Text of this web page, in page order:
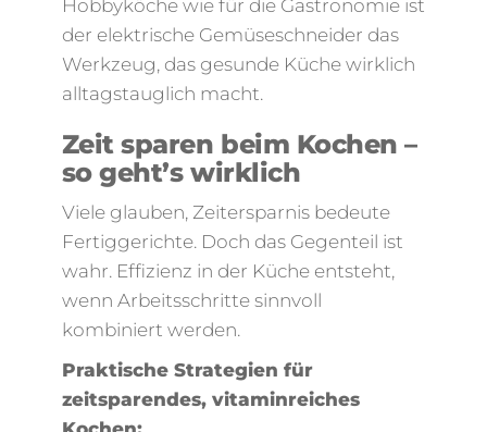
Hobbyköche wie für die Gastronomie ist
der elektrische Gemüseschneider das
Werkzeug, das gesunde Küche wirklich
alltagstauglich macht.
Zeit sparen beim Kochen –
so geht’s wirklich
Viele glauben, Zeitersparnis bedeute
Fertiggerichte. Doch das Gegenteil ist
wahr. Effizienz in der Küche entsteht,
wenn Arbeitsschritte sinnvoll
kombiniert werden.
Praktische Strategien für
zeitsparendes, vitaminreiches